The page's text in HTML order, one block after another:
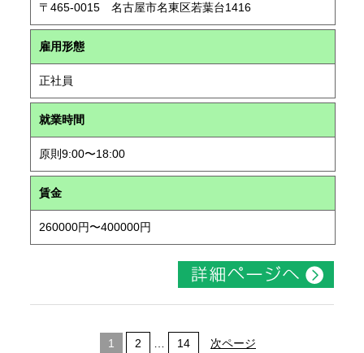
〒465-0015 名古屋市名東区若葉台1416
雇用形態
正社員
就業時間
原則9:00〜18:00
賃金
260000円〜400000円
1 2 14 次ページ